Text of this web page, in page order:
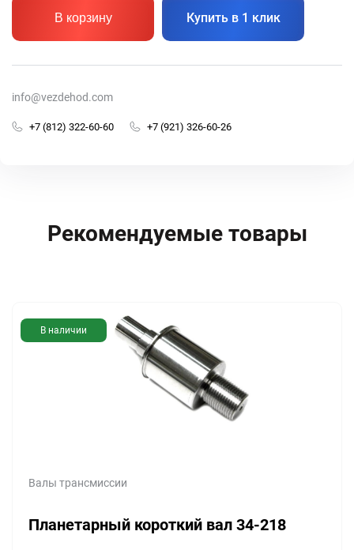
В корзину Купить в 1 клик
info@vezdehod.com
+7 (812) 322-60-60 +7 (921) 326-60-26
Рекомендуемые товары
В наличии
Валы трансмиссии
Планетарный короткий вал 34-218